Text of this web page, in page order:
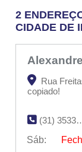
2
CIDADE DE
Rua
copiado!
(31) 3533-8223
Sáb: